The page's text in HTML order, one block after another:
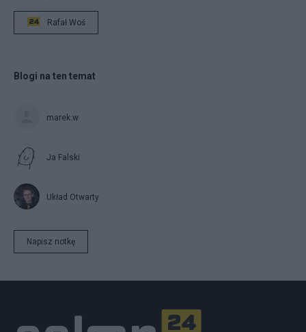
Rafał Woś
Blogi na ten temat
marek.w
Ja Falski
Układ Otwarty
Napisz notkę